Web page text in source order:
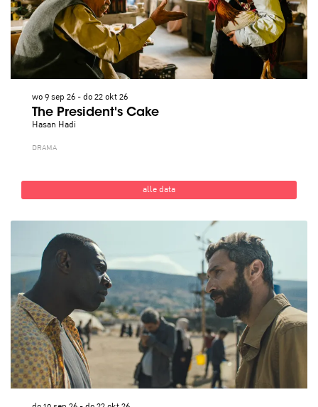
The President's Cake
Hasan Hadi
wo 9 sep 26 - do 22 okt 26
DRAMA
alle data